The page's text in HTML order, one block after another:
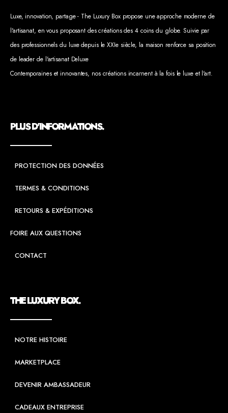
Luxe, innovation, partage - The Luxury Box propose une approche moderne de
l'artisanat, en vous proposant des créations des 4 coins du globe. Suivie par
des professionnels du luxe depuis le XXIe siècle, la maison renforce sa position
de leader de l'artisanat Deluxe
Contemporaines et innovantes, nos créations incarnent à la fois le luxe et l'art.
PLUS D'INFORMATIONS.
PROTECTION DES DONNÉES
TERMES & CONDITIONS
RETOURS & EXPÉDITIONS
FOIRE AUX QUESTIONS
CONTACT
THE LUXURY BOX.
NOTRE HISTOIRE
MARKETPLACE
DEVENIR AMBASSADEUR
CADEAUX ENTREPRISE